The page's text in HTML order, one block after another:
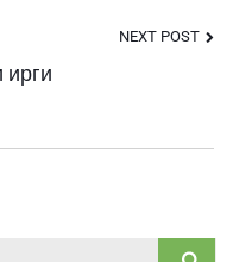
NEXT POST
ирги